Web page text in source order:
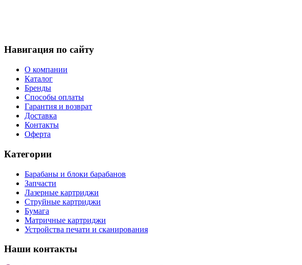
Навигация по сайту
О компании
Каталог
Бренды
Способы оплаты
Гарантия и возврат
Доставка
Контакты
Оферта
Категории
Барабаны и блоки барабанов
Запчасти
Лазерные картриджи
Струйные картриджи
Бумага
Матричные картриджи
Устройства печати и сканирования
Наши контакты